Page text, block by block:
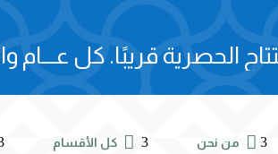
الحصرية قريبًا. كل عـــام
3
 من نحن 3
 كل الأقسام